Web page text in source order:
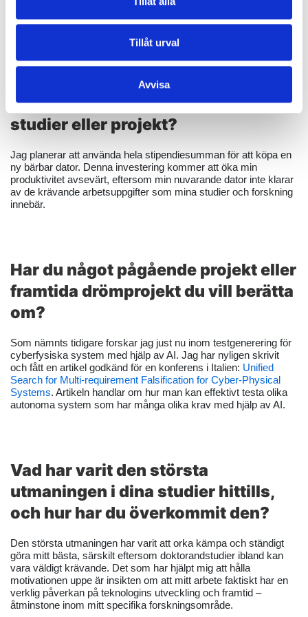
Tillåt urval
Avvisa
autonoma system, väcktes redan för många år sedan och har
varit en drivkraft för mig sedan dess.
Hur planerar du att använda
stipendiet för att stödja dina
studier eller projekt?
Jag planerar att använda hela stipendiesumman för att köpa en
ny bärbar dator. Denna investering kommer att öka min
produktivitet avsevärt, eftersom min nuvarande dator inte klarar
av de krävande arbetsuppgifter som mina studier och forskning
innebär.
Har du något pågående projekt eller
framtida drömprojekt du vill berätta
om?
Som nämnts tidigare forskar jag just nu inom testgenerering för
cyberfysiska system med hjälp av AI. Jag har nyligen skrivit
och fått en artikel godkänd för en konferens i Italien: Unified
Search for Multi-requirement Falsification for Cyber-Physical
Systems. Artikeln handlar om hur man kan effektivt testa olika
autonoma system som har många olika krav med hjälp av AI.
Vad har varit den största
utmaningen i dina studier hittills,
och hur har du överkommit den?
Den största utmaningen har varit att orka kämpa och ständigt
göra mitt bästa, särskilt eftersom doktorandstudier ibland kan
vara väldigt krävande. Det som har hjälpt mig att hålla
motivationen uppe är insikten om att mitt arbete faktiskt har en
verklig påverkan på teknologins utveckling och framtid –
åtminstone inom mitt specifika forskningsområde.